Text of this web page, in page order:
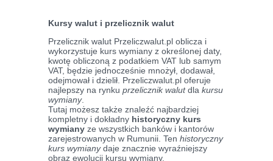
Kursy walut i przelicznik walut
Przelicznik walut Przeliczwalut.pl oblicza i
wykorzystuje kurs wymiany z określonej daty,
kwotę obliczoną z podatkiem VAT lub samym
VAT, będzie jednocześnie mnożył, dodawał,
odejmował i dzielił. Przeliczwalut.pl oferuje
najlepszy na rynku przelicznik walutdla kursu
wymiany.
Tutaj możesz także znaleźć najbardziej
kompletny i dokładny historyczny kurs
wymiany ze wszystkich banków i kantorów
zarejestrowanych w Rumunii. Ten historyczny
kurs wymianydaje znacznie wyraźniejszy
obraz ewolucji kursu wymiany.